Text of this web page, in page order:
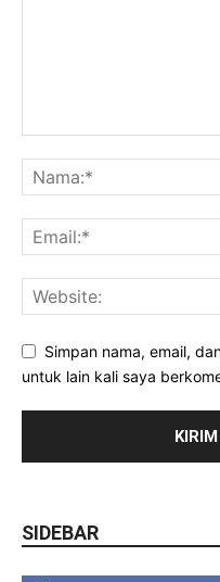
Simpan nama, email,
untuk lain kali saya
SIDEBAR